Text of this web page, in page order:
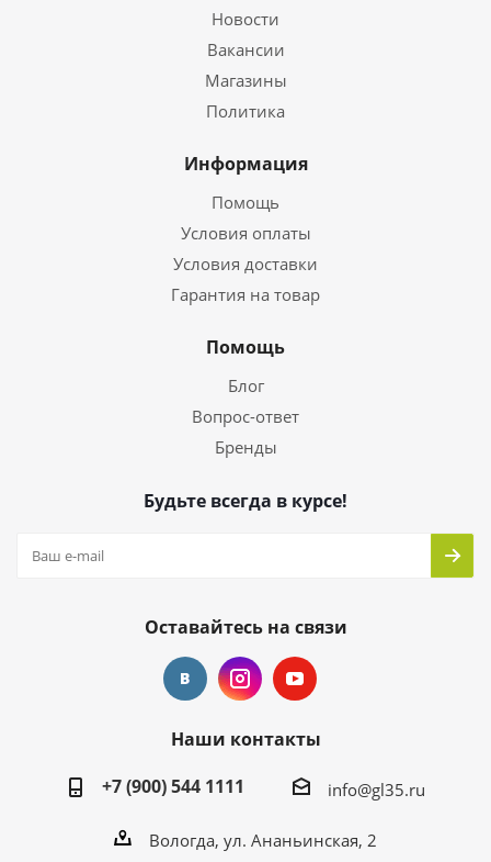
Новости
Вакансии
Магазины
Политика
Информация
Помощь
Условия оплаты
Условия доставки
Гарантия на товар
Помощь
Блог
Вопрос-ответ
Бренды
Будьте всегда в курсе!
Оставайтесь на связи
Наши контакты
+7 (900) 544 1111
info@gl35.ru
Вологда, ул. Ананьинская, 2